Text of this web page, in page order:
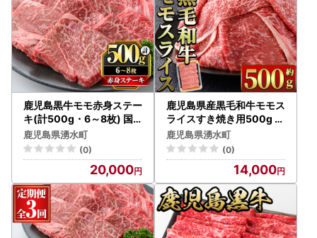
鹿児島黒牛モモ赤身ステー
キ(計500g・6～8枚) 国
産 九州産 鹿児島県産 牛肉
黒牛 黒毛和牛 和牛 お肉 ス
テーキ もも肉 もも 赤身 冷
凍【さつま屋産業】_y434
鹿児島県湧水町
(0)
20,000
鹿児島県産黒毛和牛モモス
ライスすき焼き用500g 国
産 九州産 黒毛和牛 和牛 牛
肉 お肉 もも肉 スライス す
き焼き しゃぶしゃぶ 冷凍
【ナンチク】_y449
鹿児島県湧水町
(0)
14,000